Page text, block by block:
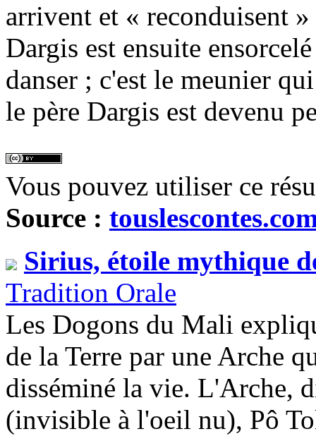
arrivent et « reconduisent
Dargis est ensuite
danser ; c'est le meunier
le père Dargis est devenu
Vous pouvez utiliser ce
Source :
Sirius, étoile mythique
Tradition Orale
Les Dogons du Mali
de la Terre par une Arche
disséminé la vie. L'Arche,
(invisible à l'oeil nu), Pô